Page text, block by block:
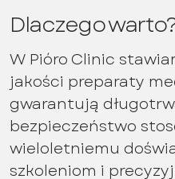
Dlaczego
W Pióro Clinic
jakości preparaty
gwarantują
bezpieczeństwo
wieloletniemu
szkoleniom i